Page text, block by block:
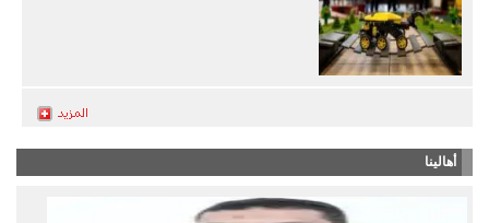
أهالينا